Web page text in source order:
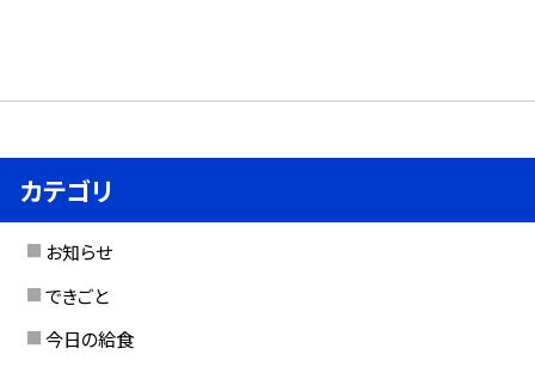
カテゴリ
お知らせ
できごと
今日の給食